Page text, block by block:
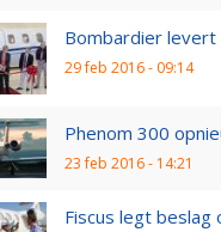
Bombardier
29 feb 2016 - 09:14
Phenom 300
23 feb 2016 - 14:21
Fiscus legt